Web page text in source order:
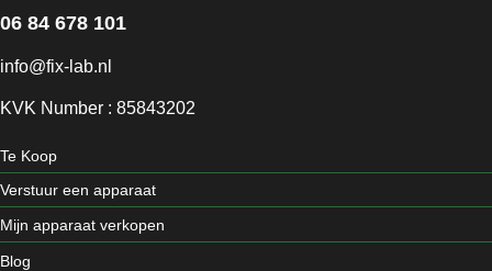
06 84 678 101
info@fix-lab.nl
KVK Number : 85843202
Te Koop
Verstuur een apparaat
Mijn apparaat verkopen
Blog